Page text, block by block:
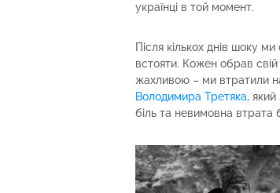
українці в той момент.
Після кількох днів шоку
встояти. Кожен обрав
жахливою – ми втратили
Володимира Третяка,
біль та невимовна втрата